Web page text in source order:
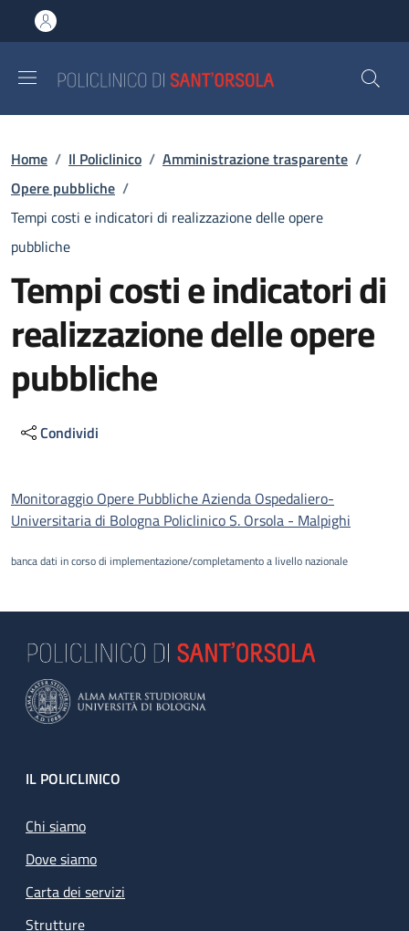
al contenuto principale
to footer content
Briciole di pane
Home / Il Policlinico / Amministrazione trasparente /
Opere pubbliche /
Tempi costi e indicatori di realizzazione delle opere
pubbliche
Tempi costi e indicatori di
realizzazione delle opere
pubbliche
Condividi
Descrizione
Monitoraggio Opere Pubbliche Azienda Ospedaliero-
Universitaria di Bologna Policlinico S. Orsola - Malpighi
banca dati in corso di implementazione/completamento a livello nazionale
Footer
IL POLICLINICO
Chi siamo
Dove siamo
Carta dei servizi
Strutture